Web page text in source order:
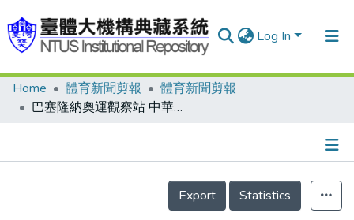
Log In
Communities & Collections
Home 體育新聞剪報
體育新聞剪報
巴塞隆納奧運觀察站 中華奧運代表團總領隊陳金樹在巴塞隆納 兩度面對新聞界的詢問 都不正面回答代表團能獲幾面獎牌 如此保留有必要嗎？
Details
Export
Statistics